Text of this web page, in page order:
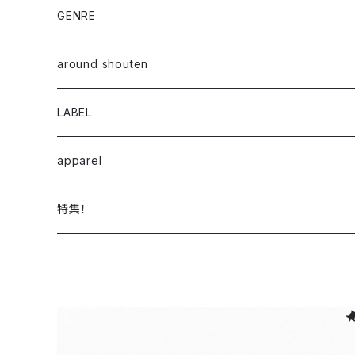
12inch / LP
10inch
7inch
CD
Cassette Tape
GENRE
alternative / rock / pop
electronic / club
ambient / experimental
S.S.W
around shouten
LABEL
TWIN SHIPS RECORDS
TWIN SHIPS RECORDS DIGITAL
apparel
特集！